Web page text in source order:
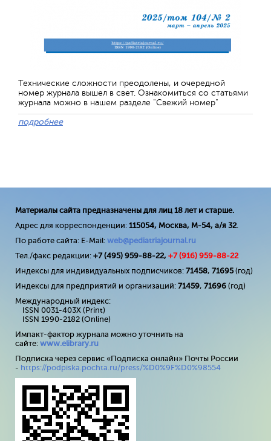
Технические сложности преодолены, и очередной
номер журнала вышел в свет. Ознакомиться со статьями
журнала можно в нашем разделе "Свежий номер"
подробнее
Материалы сайта предназначены для лиц 18 лет и старше.
Адрес для корреспонденции: 115054, Москва, М-54, а/я 32.
По работе сайта: E-Mail: web@pediatriajournal.ru
Тел./факс редакции: +7 (495) 959-88-22, +7 (916) 959-88-22
Индексы для индивидуальных подписчиков: 71458, 71695(год)
Индексы для предприятий и организаций: 71459, 71696 (год)
Международный индекс:
ISSN 0031-403X (Print)
ISSN 1990-2182 (Online)
Импакт-фактор журнала можно уточнить на
сайте: www.elibrary.ru
Подписка через сервис «Подписка онлайн» Почты России
- https://podpiska.pochta.ru/press/%D0%9F%D0%98554